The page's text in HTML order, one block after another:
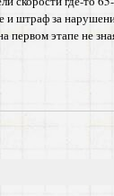
и штраф за
этапе не